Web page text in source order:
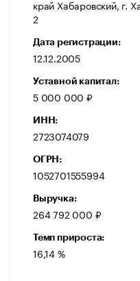
край Хабаровский, г.
2
Дата регистрации:
12.12.2005
Уставной капитал:
5 000 000 ₽
ИНН:
2723074079
ОГРН:
1052701555994
Выручка:
264 792 000 ₽
Темп прироста:
16,14 %